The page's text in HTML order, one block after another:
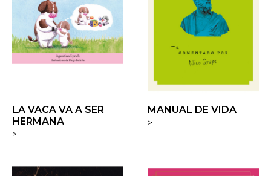
LA VACA VA A SER
HERMANA
>
MANUAL DE VIDA
>